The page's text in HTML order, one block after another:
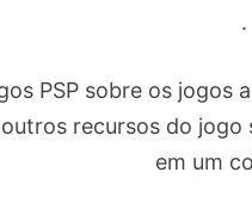
.
PSP sobre os jogos
recursos do
em um